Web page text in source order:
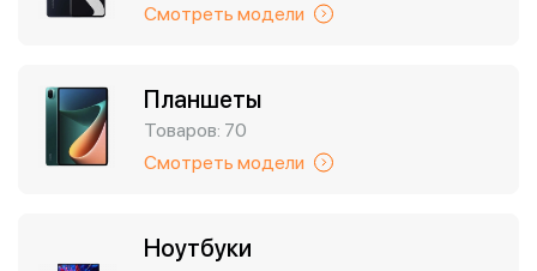
Смотреть модели
Планшеты
Товаров: 70
Смотреть модели
Ноутбуки